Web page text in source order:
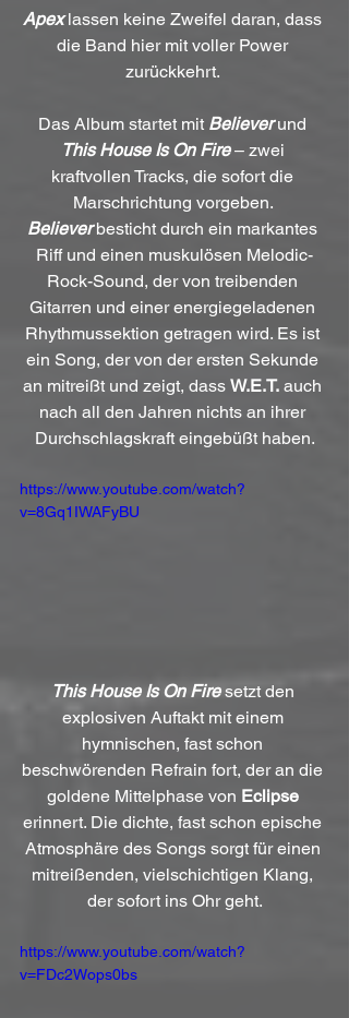
Apex lassen keine Zweifel daran, dass
die Band hier mit voller Power
zurückkehrt.
Das Album startet mit Believer und
This House Is On Fire – zwei
kraftvollen Tracks, die sofort die
Marschrichtung vorgeben.
Believer besticht durch ein markantes
Riff und einen muskulösen Melodic-
Rock-Sound, der von treibenden
Gitarren und einer energiegeladenen
Rhythmussektion getragen wird. Es ist
ein Song, der von der ersten Sekunde
an mitreißt und zeigt, dass W.E.T. auch
nach all den Jahren nichts an ihrer
Durchschlagskraft eingebüßt haben.
https://www.youtube.com/watch?
v=8Gq1IWAFyBU
This House Is On Fire setzt den
explosiven Auftakt mit einem
hymnischen, fast schon
beschwörenden Refrain fort, der an die
goldene Mittelphase von Eclipse
erinnert. Die dichte, fast schon epische
Atmosphäre des Songs sorgt für einen
mitreißenden, vielschichtigen Klang,
der sofort ins Ohr geht.
https://www.youtube.com/watch?
v=FDc2Wops0bs